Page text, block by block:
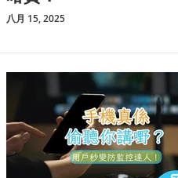
八月 15, 2025